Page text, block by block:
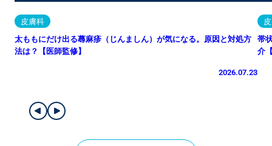
皮膚科
太ももにだけ出る蕁麻疹（じんましん）が気になる。原因と対処方
法は？【医師監修】
2026.07.23
帯
介